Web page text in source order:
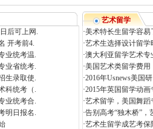
后可上网.
开考前4.
业统考温.
业省统考.
生录取使.
科统考（.
业统考合.
明日报名.
艺术留学
·美术特长生留学容易
·艺术生选择设计留
·澳大利亚留学艺术专
·美国艺术类留学费用
·2016年Usnews美国
·2015年英国留学动
·艺术留学，美国舞蹈
·告别高考“独木桥”，
·艺术生留学成艺考保